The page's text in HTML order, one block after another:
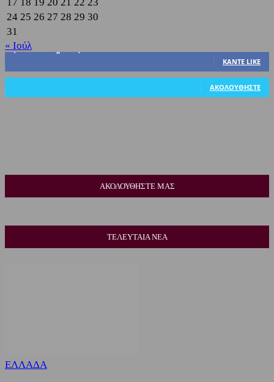
24 25 26 27 28 29 30
31
« Ιούλ
3,822
ΚΆΝΤΕ LIKE
318 Ακόλουθοι
ΑΚΟΛΟΥΘΉΣΤΕ
ΑΚΟΛΟΥΘΗΣΤΕ ΜΑΣ
ΤΕΛΕΥΤΑΙΑ ΝΕΑ
ΕΛΛΑΔΑ